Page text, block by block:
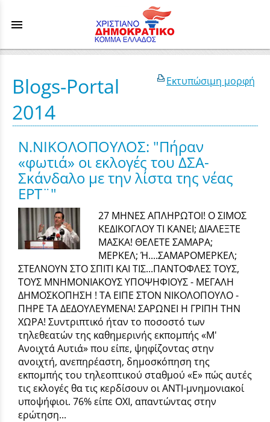
menu
Εκτυπώσιμη μορφή
Blogs-Portal
2014
Ν.ΝΙΚΟΛΟΠΟΥΛΟΣ: "Πήραν
«φωτιά» οι εκλογές του ΔΣΑ-
Σκάνδαλο με την λίστα της νέας
ΕΡΤ¨"
27 ΜΗΝΕΣ ΑΠΛΗΡΩΤΟΙ! Ο ΣΙΜΟΣ
ΚΕΔΙΚΟΓΛΟΥ ΤΙ ΚΑΝΕΙ; ΔΙΑΛΕΞΤΕ
ΜΑΣΚΑ! ΘΕΛΕΤΕ ΣΑΜΑΡΑ;
ΜΕΡΚΕΛ; Ή....ΣΑΜΑΡΟΜΕΡΚΕΛ;
ΣΤΕΛΝΟΥΝ ΣΤΟ ΣΠΙΤΙ ΚΑΙ ΤΙΣ...ΠΑΝΤΟΦΛΕΣ ΤΟΥΣ,
ΤΟΥΣ ΜΝΗΜΟΝΙΑΚΟΥΣ ΥΠΟΨΗΦΙΟΥΣ - ΜΕΓΑΛΗ
ΔΗΜΟΣΚΟΠΗΣΗ ! ΤΑ ΕΙΠΕ ΣΤΟΝ ΝΙΚΟΛΟΠΟΥΛΟ -
ΠΗΡΕ ΤΑ ΔΕΔΟΥΛΕΥΜΕΝΑ! ΣΑΡΩΝΕΙ Η ΓΡΙΠΗ ΤΗΝ
ΧΩΡΑ! Συντριπτικό ήταν το ποσοστό των
τηλεθεατών της καθημερινής εκπομπής «Μ'
Ανοιχτά Αυτιά» που είπε, ψηφίζοντας στην
ανοιχτή, ανεπηρέαστη, δημοσκόπηση της
εκπομπής του τηλεοπτικού σταθμού «Ε» πώς αυτές
τις εκλογές θα τις κερδίσουν οι ΑΝΤΙ-μνημονιακοί
υποψήφιοι. 76% είπε ΟΧΙ, απαντώντας στην
ερώτηση...